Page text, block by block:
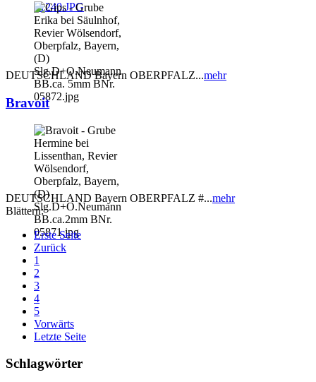
DEUTSCHLAND Bayern OBERPFALZ...mehr
Bravoit
DEUTSCHLAND Bayern OBERPFALZ #...mehr
Blättern:
Erste Seite
Zurück
1
2
3
4
5
Vorwärts
Letzte Seite
Schlagwörter